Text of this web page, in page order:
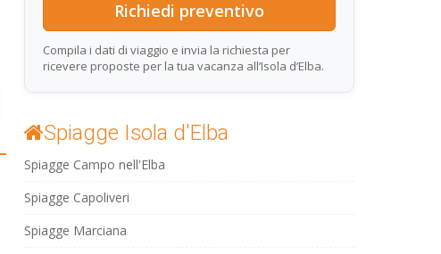
Compila i dati di viaggio e invia la richiesta per
ricevere proposte per la tua vacanza all’Isola d’Elba.
Spiagge Isola d'Elba
Spiagge Campo nell'Elba
Spiagge Capoliveri
Spiagge Marciana